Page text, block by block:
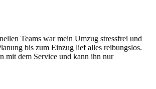
Teams war mein Umzug stressfrei und
bis zum Einzug lief alles reibungslos.
mit dem Service und kann ihn nur